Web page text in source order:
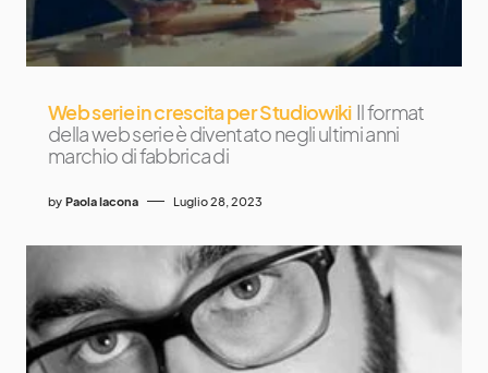
Web serie in crescita per Studiowiki Il format
della web serie è diventato negli ultimi anni
marchio di fabbrica di
by Paola Iacona Luglio 28, 2023